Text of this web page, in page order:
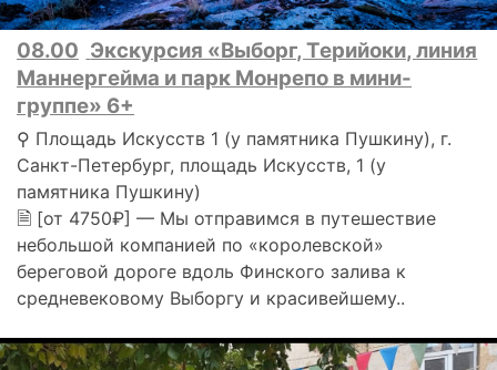
08.00 Экскурсия «Выборг, Терийоки, линия
Маннергейма и парк Монрепо в мини-
группе» 6+
⚲ Площадь Искусств 1 (у памятника Пушкину), г.
Санкт-Петербург, площадь Искусств, 1 (у
памятника Пушкину)
🗎 [от 4750₽] — Мы отправимся в путешествие
небольшой компанией по «королевской»
береговой дороге вдоль Финского залива к
средневековому Выборгу и красивейшему..